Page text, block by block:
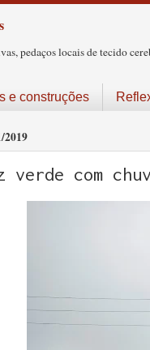
pedaços locais de tecido
e construções
2019
verde com